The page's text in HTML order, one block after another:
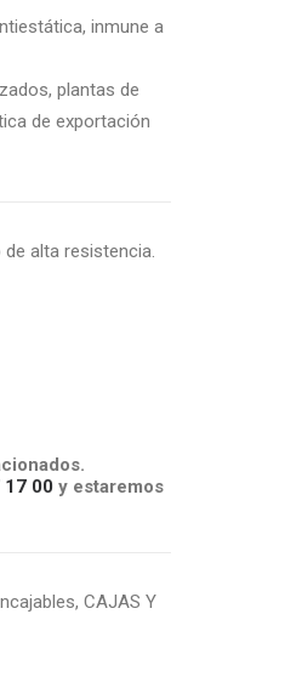
inmune a
plantas de
de exportación
de alta resistencia.
17 00 y estaremos
, CAJAS Y